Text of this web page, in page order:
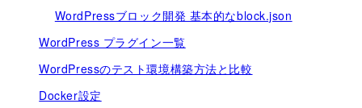
WordPressブロック開発 基本的なblock.json
WordPress プラグイン一覧
WordPressのテスト環境構築方法と比較
Docker設定